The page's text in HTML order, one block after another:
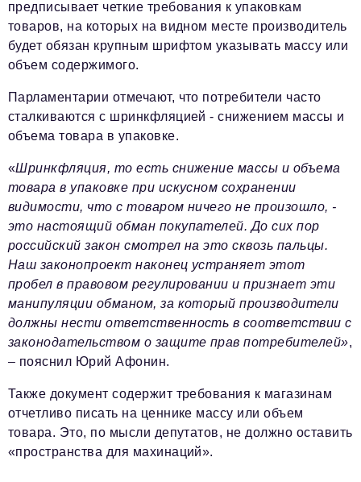
предписывает четкие требования к упаковкам
товаров, на которых на видном месте производитель
будет обязан крупным шрифтом указывать массу или
объем содержимого.
Парламентарии отмечают, что потребители часто
сталкиваются с шринкфляцией - снижением массы и
объема товара в упаковке.
«Шринкфляция, то есть снижение массы и объема
товара в упаковке при искусном сохранении
видимости, что с товаром ничего не произошло, -
это настоящий обман покупателей. До сих пор
российский закон смотрел на это сквозь пальцы.
Наш законопроект наконец устраняет этот
пробел в правовом регулировании и признает эти
манипуляции обманом, за который производители
должны нести ответственность в соответствии с
законодательством о защите прав потребителей»,
– пояснил Юрий Афонин.
Также документ содержит требования к магазинам
отчетливо писать на ценнике массу или объем
товара. Это, по мысли депутатов, не должно оставить
«пространства для махинаций».